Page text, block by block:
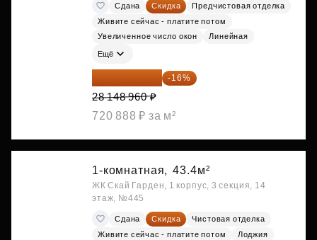
Сдана Скидка
Предчистовая отделка
Живите сейчас - платите потом
Увеличенное число окон
Линейная
Ещё
23 645 126 ₽ -16%
28 148 960 ₽
720 888 ₽ за м²
1-комнатная, 43.4м²
ЖК Скай Гарден, 1 корпус, 3 секция, 14
этаж, №445
Сдана Скидка
Чистовая отделка
Живите сейчас - платите потом
Лоджия